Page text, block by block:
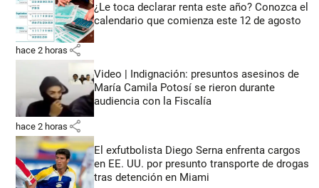
¿Le toca declarar renta este año? Conozca el
calendario que comienza este 12 de agosto
hace 2 horas share
Video | Indignación: presuntos asesinos de
María Camila Potosí se rieron durante
audiencia con la Fiscalía
hace 2 horas share
El exfutbolista Diego Serna enfrenta cargos
en EE. UU. por presunto transporte de drogas
tras detención en Miami